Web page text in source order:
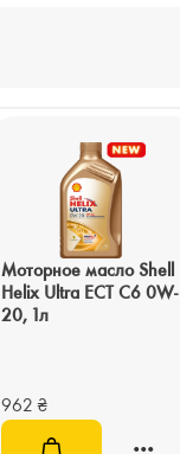
Моторное масло Shell
Helix Ultra ECT C6 0W-
20, 1л
962 ₴